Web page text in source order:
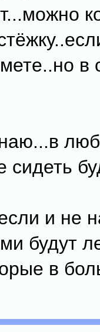
в
сидеть
и не
будут
в